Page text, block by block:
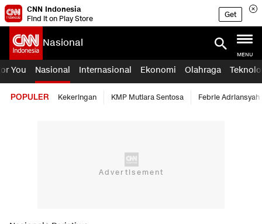
CNN Indonesia
Find it on Play Store
Get
Nasional
MENU
You Nasional Internasional Ekonomi Olahraga
POPULER Kekeringan KMP Mutiara Sentosa Febrie Adriansyah